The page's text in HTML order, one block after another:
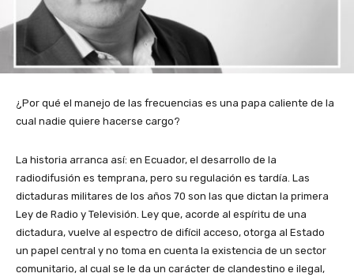
¿Por qué el manejo de las frecuencias es una papa caliente de la
cual nadie quiere hacerse cargo?
La historia arranca así: en Ecuador, el desarrollo de la
radiodifusión es temprana, pero su regulación es tardía. Las
dictaduras militares de los años 70 son las que dictan la primera
Ley de Radio y Televisión. Ley que, acorde al espíritu de una
dictadura, vuelve al espectro de difícil acceso, otorga al Estado
un papel central y no toma en cuenta la existencia de un sector
comunitario, al cual se le da un carácter de clandestino e ilegal,